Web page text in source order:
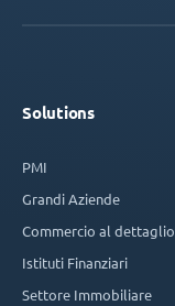
Solutions
PMI
Grandi Aziende
Commercio al dettaglio
Istituti Finanziari
Settore Immobiliare